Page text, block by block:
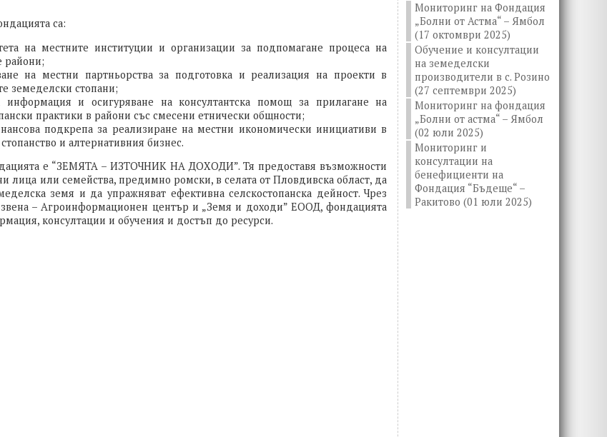
са:
на местните институции и организации за подпомагане процеса на
райони;
на местни партньорства за подготовка и реализация на проекти в
земеделски стопани;
информация и осигуряване на консултантска помощ за прилагане на
практики в райони със смесени етнически общности;
подкрепа за реализиране на местни икономически инициативи в
и алтернативния бизнес.
е “ЗЕМЯТА – ИЗТОЧНИК НА ДОХОДИ”. Тя предоставя възможности
лица или семейства, предимно ромски, в селата от Пловдивска област, да
земя и да упражняват ефективна селскостопанска дейност. Чрез
– Агроинформационен център и „Земя и доходи” ЕООД, фондацията
консултации и обучения и достъп до ресурси.
Мониторинг на Фондация
„Болни от Астма“ – Ямбол
(17 октомври 2025)
Обучение и консултации
на земеделски
производители в с. Розино
(27 септември 2025)
Мониторинг на фондация
„Болни от астма“ – Ямбол
(02 юли 2025)
Мониторинг и
консултации на
бенефициенти на
Фондация “Бъдеще“ –
Ракитово (01 юли 2025)